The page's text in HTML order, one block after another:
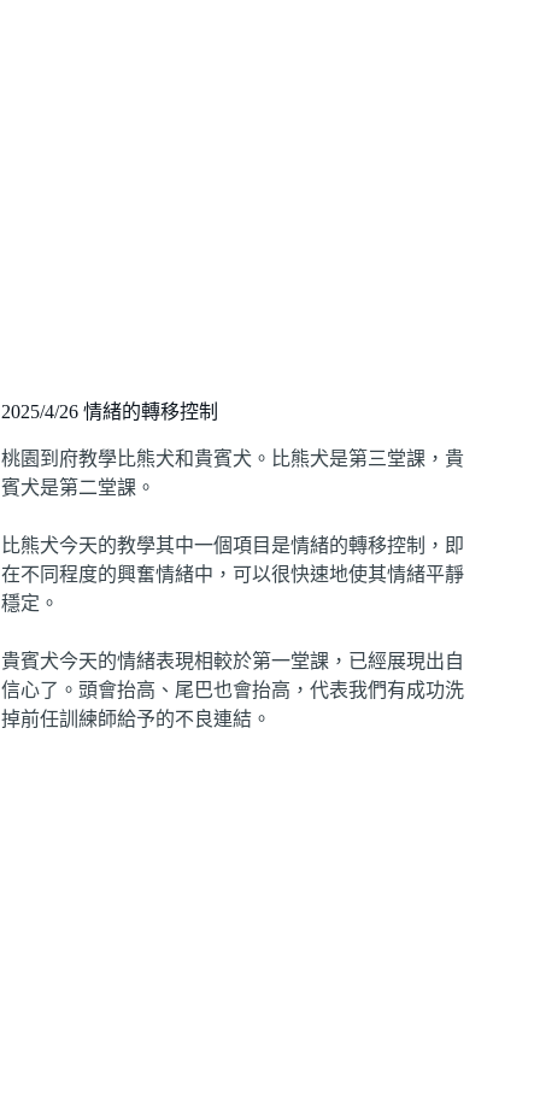
2025/4/26 情緒的轉移控制
桃園到府教學比熊犬和貴賓犬。比熊犬是第三堂課，貴
賓犬是第二堂課。
比熊犬今天的教學其中一個項目是情緒的轉移控制，即
在不同程度的興奮情緒中，可以很快速地使其情緒平靜
穩定。
貴賓犬今天的情緒表現相較於第一堂課，已經展現出自
信心了。頭會抬高、尾巴也會抬高，代表我們有成功洗
掉前任訓練師給予的不良連結。